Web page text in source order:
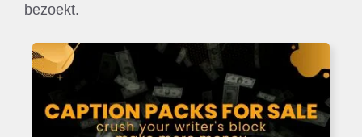
bezoekt.